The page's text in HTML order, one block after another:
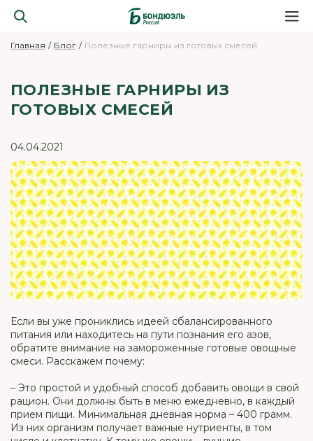
Главная Блог Полезные гарниры из готовых смесей
ПОЛЕЗНЫЕ ГАРНИРЫ ИЗ
ГОТОВЫХ СМЕСЕЙ
04.04.2021
Если вы уже прониклись идеей сбалансированного
питания или находитесь на пути познания его азов,
обратите внимание на замороженные готовые овощные
смеси. Расскажем почему:
– Это простой и удобный способ добавить овощи в свой
рацион. Они должны быть в меню ежедневно, в каждый
прием пищи. Минимальная дневная норма – 400 грамм.
Из них организм получает важные нутриенты, в том